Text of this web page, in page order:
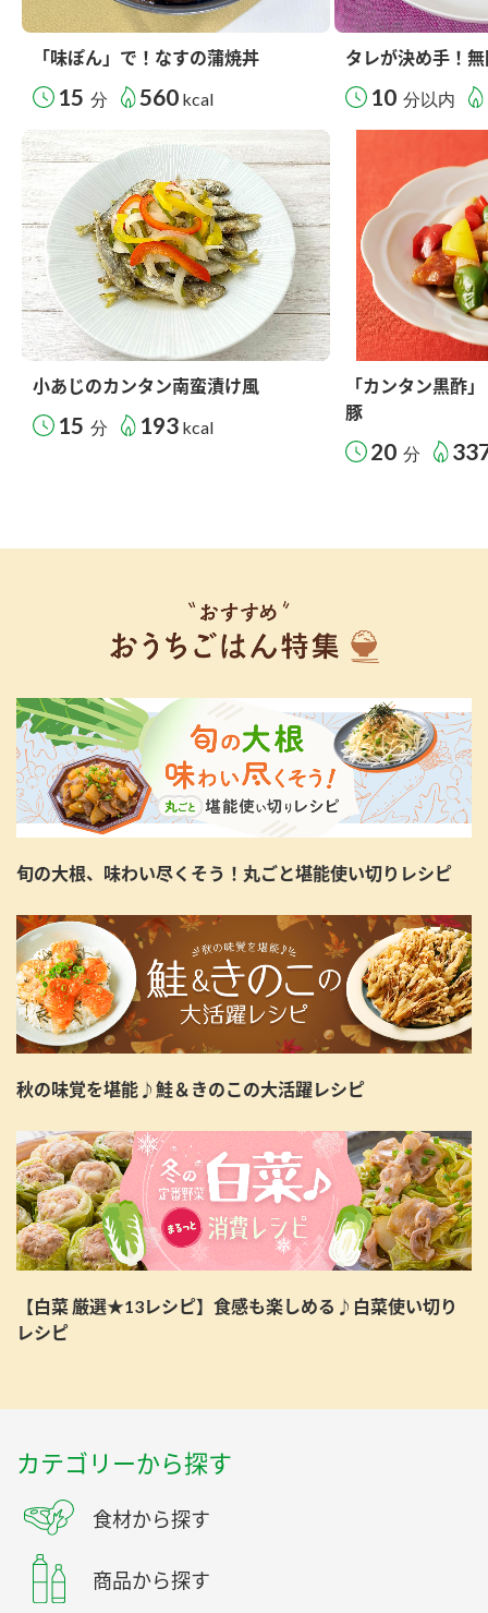
「味ぽん」で！なすの蒲焼丼
15 分 560 kcal
タレが決め手！
10 分以内
小あじのカンタン南蛮漬け風
15 分 193 kcal
「カンタン黒酢
豚
20 分
旬の大根、味わい尽くそう！丸ごと堪能使い切りレシピ
秋の味覚を堪能♪鮭＆きのこの大活躍レシピ
【白菜 厳選★13レシピ】食感も楽しめる♪白菜使い切り
レシピ
カテゴリーから探す
食材から探す
商品から探す